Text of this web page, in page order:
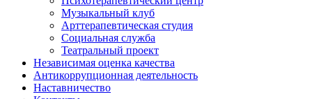
Музыкальный клуб
Арттерапевтическая студия
Социальная служба
Театральный проект
Независимая оценка качества
Антикоррупционная деятельность
Наставничество